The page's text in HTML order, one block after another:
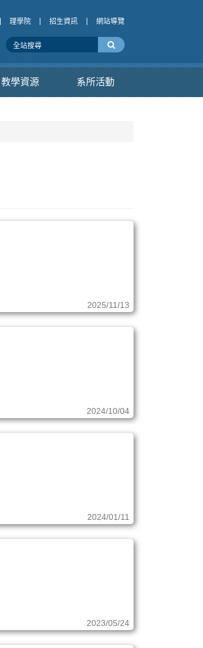
理學院 招生資訊 網站導覽
教學資源 系所活動
2025/11/13
2024/10/04
2024/01/11
2023/05/24